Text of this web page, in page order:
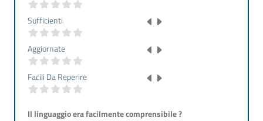
Sufficienti
Aggiornate
Facili Da Reperire
Il linguaggio era facilmente comprensibile ?